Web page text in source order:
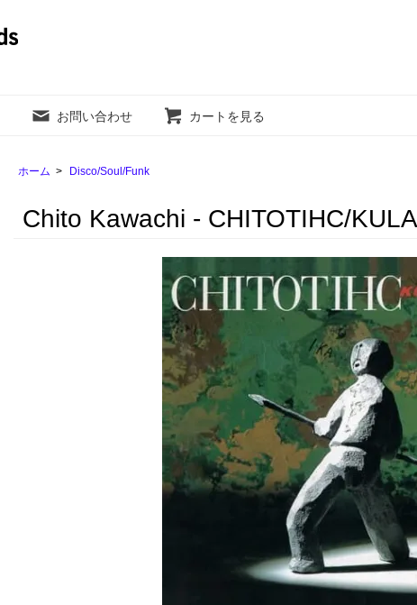
お問い合わせ カートを見る
ホーム > Disco/Soul/Funk
Chito Kawachi - CHITOTIHC/